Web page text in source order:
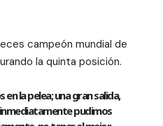
campeón mundial de
la quinta posición.
la pelea; una gran salida,
pudimos